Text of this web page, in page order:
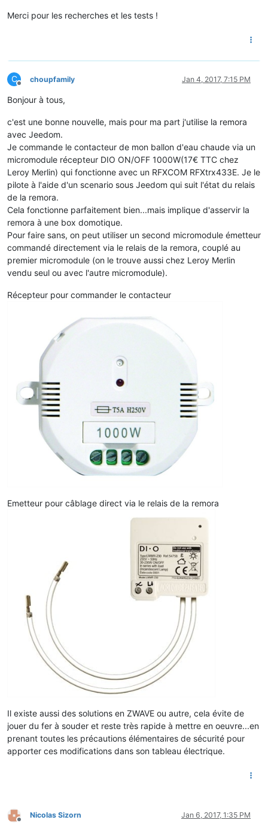
Merci pour les recherches et les tests !
C
Offline
choupfamily Jan 4, 2017, 7:15 PM
Bonjour à tous,
c'est une bonne nouvelle, mais pour ma part j'utilise la remora
avec Jeedom.
Je commande le contacteur de mon ballon d'eau chaude via un
micromodule récepteur DIO ON/OFF 1000W(17€ TTC chez
Leroy Merlin) qui fonctionne avec un RFXCOM RFXtrx433E. Je le
pilote à l'aide d'un scenario sous Jeedom qui suit l'état du relais
de la remora.
Cela fonctionne parfaitement bien...mais implique d'asservir la
remora à une box domotique.
Pour faire sans, on peut utiliser un second micromodule émetteur
commandé directement via le relais de la remora, couplé au
premier micromodule (on le trouve aussi chez Leroy Merlin
vendu seul ou avec l'autre micromodule).
Récepteur pour commander le contacteur
Emetteur pour câblage direct via le relais de la remora
Il existe aussi des solutions en ZWAVE ou autre, cela évite de
jouer du fer à souder et reste très rapide à mettre en oeuvre...en
prenant toutes les précautions élémentaires de sécurité pour
apporter ces modifications dans son tableau électrique.
Offline
Nicolas Sizorn Jan 6, 2017, 1:35 PM